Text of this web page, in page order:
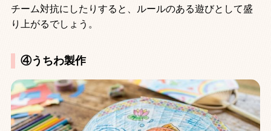
チーム対抗にしたりすると、ルールのある遊びとして盛
り上がるでしょう。
④うちわ製作